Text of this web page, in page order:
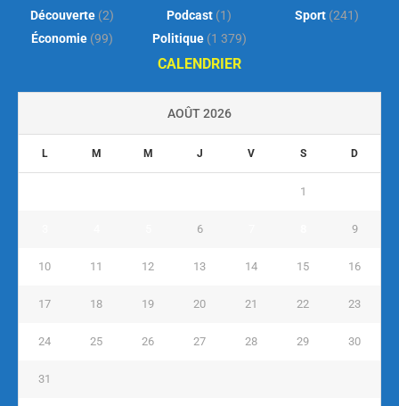
Découverte (2)
Économie (99)
Podcast (1)
Politique(1 379)
Sport(241)
CALENDRIER
AOÛT 2026
L M M J V S D
1
6 9
10 11 12 13 14 15 16
17 18 19 20 21 22 23
24 25 26 27 28 29 30
31